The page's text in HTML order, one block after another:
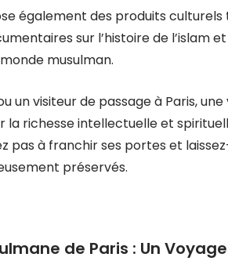
également des produits culturels
sur l’histoire de l’islam
musulman.
un visiteur de passage à Paris,
la richesse intellectuelle et
pas à franchir ses portes et
préservés.
de Paris : Un